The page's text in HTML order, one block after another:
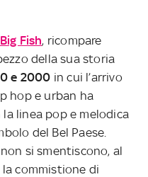
Fish, ricompare
della sua storia
e 2000 in cui l’arrivo
hop e urban ha
linea pop e melodica
del Bel Paese.
si smentiscono, al
commistione di